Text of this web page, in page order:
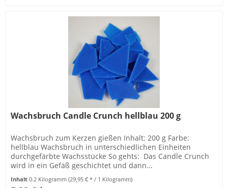
Wachsbruch Candle Crunch hellblau 200 g
Wachsbruch zum Kerzen gießen Inhalt: 200 g Farbe:
hellblau Wachsbruch in unterschiedlichen Einheiten
durchgefärbte Wachsstücke So gehts: Das Candle Crunch
wird in ein Gefäß geschichtet und dann...
Inhalt0.2 Kilogramm(29,95 € * / 1 Kilogramm)